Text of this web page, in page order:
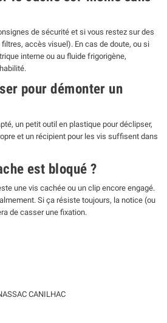
de sécurité et si vous restez sur des
accès visuel). En cas de doute, ou si
interne ou au fluide frigorigène,
pour démonter un
un petit outil en plastique pour déclipser,
et un récipient pour les vis suffisent dans
est bloqué ?
une vis cachée ou un clip encore engagé.
Si ça résiste toujours, la notice (ou
de casser une fixation.
CANILHAC